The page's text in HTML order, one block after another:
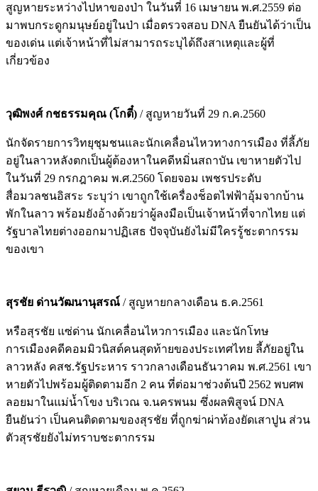
สูญหายระหว่างไปหาของป่า ในวันที่ 16 เมษายน พ.ศ.2559 ต่อ
มาพบกระดูกมนุษย์อยู่ในป่า เมื่อตรวจสอบ DNA ยืนยันได้ว่าเป็น
ของเด่น แต่เจ้าหน้าที่ไม่สามารถระบุได้ถึงสาเหตุและผู้ที่
เกี่ยวข้อง
วุฒิพงศ์ กชธรรมคุณ (โกตี๋) / สูญหายวันที่ 29 ก.ค.2560
นักจัดรายการวิทยุชุมชนและนักเคลื่อนไหวทางการเมือง ที่ลี้ภัย
อยู่ในลาวหลังตกเป็นผู้ต้องหาในคดีหมิ่นสถาบัน เขาหายตัวไป
ในวันที่ 29 กรกฎาคม พ.ศ.2560 โดยจอม เพชรประดับ
สื่อมวลชนอิสระ ระบุว่า เขาถูกใช้เครื่องช็อตไฟฟ้าอุ้มจากบ้าน
พักในลาว พร้อมยังอ้างด้วยว่าผู้ลงมือเป็นเจ้าหน้าที่จากไทย แต่
รัฐบาลไทยต่างออกมาปฏิเสธ ปัจจุบันยังไม่มีใครรู้ชะตากรรม
ของเขา
สุรชัย ด่านวัฒนานุสรณ์ / สูญหายกลางเดือน ธ.ค.2561
หรือสุรชัย แซ่ด่าน นักเคลื่อนไหวการเมือง และนักโทษ
การเมืองคดีคอมมิวนิสต์คนสุดท้ายของประเทศไทย ลี้ภัยอยู่ใน
ลาวหลัง คสช.รัฐประหาร ราวกลางเดือนธันวาคม พ.ศ.2561 เขา
หายตัวไปพร้อมผู้ติดตามอีก 2 คน ที่ต่อมาช่วงต้นปี 2562 พบศพ
ลอยมาในแม่น้ำโขง บริเวณ จ.นครพนม ซึ่งผลพิสูจน์ DNA
ยืนยันว่า เป็นคนติดตามของสุรชัย ที่ถูกฆ่าผ่าท้องยัดเสาปูน ส่วน
ตัวสุรชัยยังไม่ทราบชะตากรรม